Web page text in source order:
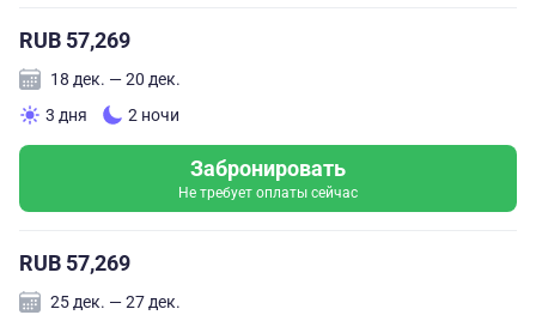
RUB 57,269
18 дек. — 20 дек.
3 дня
2 ночи
Забронировать
Не требует оплаты сейчас
RUB 57,269
25 дек. — 27 дек.